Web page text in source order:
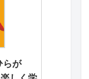
らが